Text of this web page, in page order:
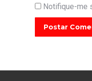
Notifique-me
Postar